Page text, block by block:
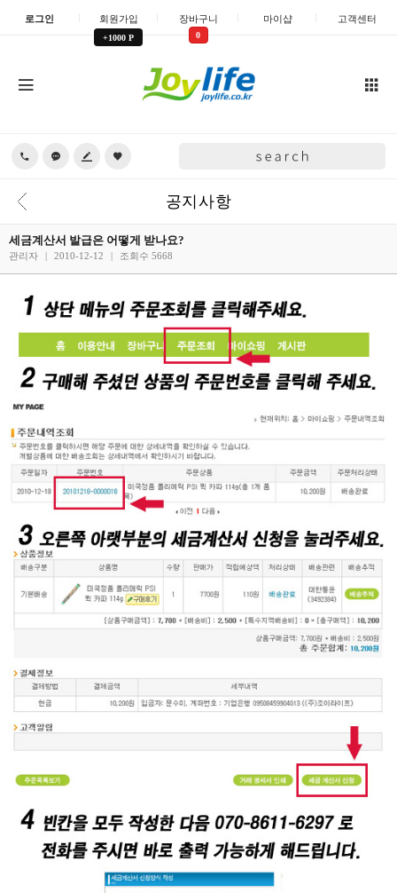
로그인 회원가입
+1000 P
장바구니
0
마이샵 고객센터
공지사항
세금계산서 발급은 어떻게 받나요?
관리자 | 2010-12-12 | 조회수 5668